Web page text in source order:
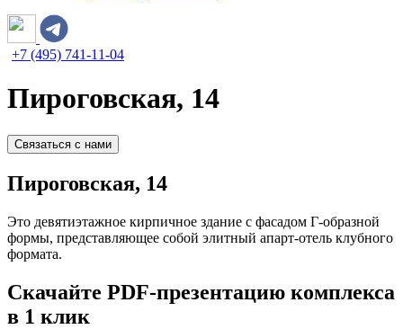
+7 (495) 741-11-04
Пироговская, 14
Связаться с нами
Пироговская, 14
Это девятиэтажное кирпичное здание с фасадом Г-образной
формы, представляющее собой элитный апарт-отель клубного
формата.
Скачайте PDF-презентацию комплекса
в 1 клик